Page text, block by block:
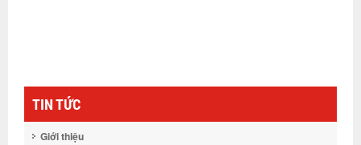
TIN TỨC
Giới thiệu